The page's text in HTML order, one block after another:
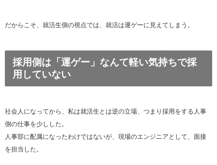
だからこそ、就活生側の視点では、就活は運ゲーに見えてしまう。
採用側は「運ゲー」なんて軽い気持ちで採
用していない
社会人になってから、私は就活生とは逆の立場、つまり採用をする人事
側の仕事を少しした。
人事部に配属になったわけではないが、現場のエンジニアとして、面接
を担当した。